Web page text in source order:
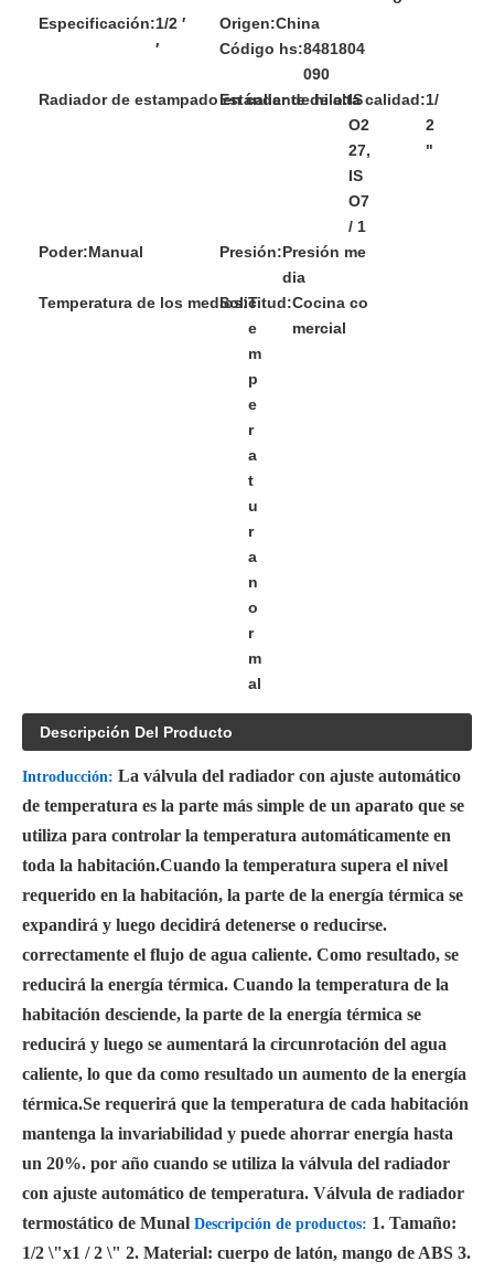
Especificación:1/2 ′
′
Origen:China
Código hs:8481804
090
Radiador de estampado en caliente de alta calidad:1/
2
"
Estándar de hilo:IS
O2
27,
IS
O7
/ 1
Poder:Manual Presión:Presión me
dia
Temperatura de los medios:T
e
m
p
e
r
a
t
u
r
a
n
o
r
m
al
Solicitud:Cocina co
mercial
Descripción Del Producto
Introducción: La válvula del radiador con ajuste automático
de temperatura es la parte más simple de un aparato que se
utiliza para controlar la temperatura automáticamente en
toda la habitación.Cuando la temperatura supera el nivel
requerido en la habitación, la parte de la energía térmica se
expandirá y luego decidirá detenerse o reducirse.
correctamente el flujo de agua caliente. Como resultado, se
reducirá la energía térmica. Cuando la temperatura de la
habitación desciende, la parte de la energía térmica se
reducirá y luego se aumentará la circunrotación del agua
caliente, lo que da como resultado un aumento de la energía
térmica.Se requerirá que la temperatura de cada habitación
mantenga la invariabilidad y puede ahorrar energía hasta
un 20%. por año cuando se utiliza la válvula del radiador
con ajuste automático de temperatura. Válvula de radiador
termostático de Munal Descripción de productos: 1. Tamaño:
1/2 \"x1 / 2 \" 2. Material: cuerpo de latón, mango de ABS 3.